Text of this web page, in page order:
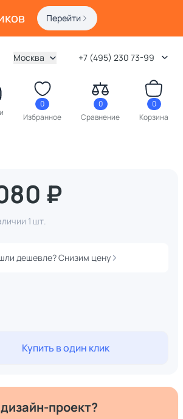
Перейти
Москва +7 (495) 230 73-99
0
Избранное
0
Сравнение
0
Корзина
₽
1 шт.
Нашли дешевле? Снизим цену
Купить в один клик
проект?